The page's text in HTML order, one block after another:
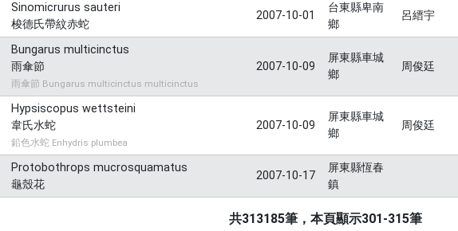
Sinomicrurus sauteri
梭德氏帶紋赤蛇
2007-10-01
台東縣卑南
鄉
呂縉宇
Bungarus multicinctus
雨傘節
雨傘節 Bungarus multicinctus multicinctus
2007-10-09
屏東縣車城
鄉
周俊廷
Hypsiscopus wettsteini
韋氏水蛇
鉛色水蛇 Enhydris plumbea
2007-10-09
屏東縣車城
鄉
周俊廷
Protobothrops mucrosquamatus
龜殼花
2007-10-17
屏東縣恆春
鎮
共313185筆，本頁顯示301-315筆